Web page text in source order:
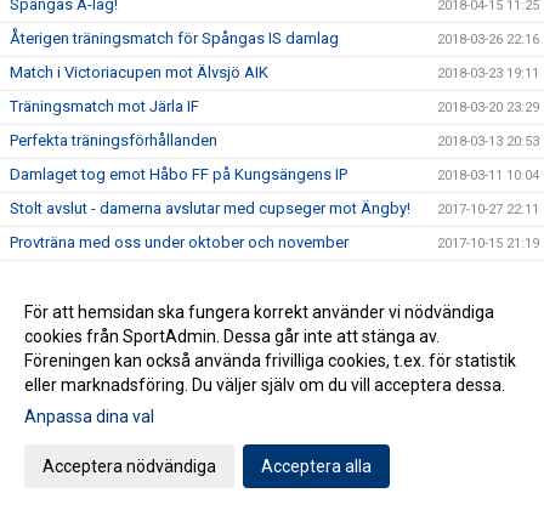
Spångas A-lag! 2018-04-15 11:25
Återigen träningsmatch för Spångas IS damlag 2018-03-26 22:16
Match i Victoriacupen mot Älvsjö AIK 2018-03-23 19:11
Träningsmatch mot Järla IF 2018-03-20 23:29
Perfekta träningsförhållanden 2018-03-13 20:53
Damlaget tog emot Håbo FF på Kungsängens IP 2018-03-11 10:04
Stolt avslut - damerna avslutar med cupseger mot Ängby! 2017-10-27 22:11
Provträna med oss under oktober och november 2017-10-15 21:19
Hitta gamla nyheter och bilder 2017-07-20 10:03
Äntligen! 2017-05-29 16:10
Gå till Webbversion
För att hemsidan ska fungera korrekt använder vi nödvändiga
cookies från SportAdmin. Dessa går inte att stänga av.
Föreningen kan också använda frivilliga cookies, t.ex. för statistik
eller marknadsföring. Du väljer själv om du vill acceptera dessa.
Anpassa dina val
Acceptera nödvändiga Acceptera alla